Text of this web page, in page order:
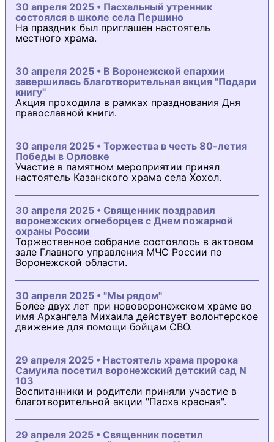
30 апреля 2025 • Пасхальный утренник
состоялся в школе села Першино
На праздник был приглашен настоятель
местного храма.
30 апреля 2025 • В Воронежской епархии
завершилась благотворительная акция "Подари
книгу"
Акция проходила в рамках празднования Дня
православной книги.
30 апреля 2025 • Торжества в честь 80-летия
Победы в Орловке
Участие в памятном мероприятии принял
настоятель Казанского храма села Хохол.
30 апреля 2025 • Священник поздравил
воронежских огнеборцев с Днем пожарной
охраны России
Торжественное собрание состоялось в актовом
зале Главного управления МЧС России по
Воронежской области.
30 апреля 2025 • "Мы рядом"
Более двух лет при нововоронежском храме во
имя Архангела Михаила действует волонтерское
движение для помощи бойцам СВО.
29 апреля 2025 • Настоятель храма пророка
Самуила посетил воронежский детский сад N
103
Воспитанники и родители приняли участие в
благотворительной акции "Пасха красная".
29 апреля 2025 • Священник посетил